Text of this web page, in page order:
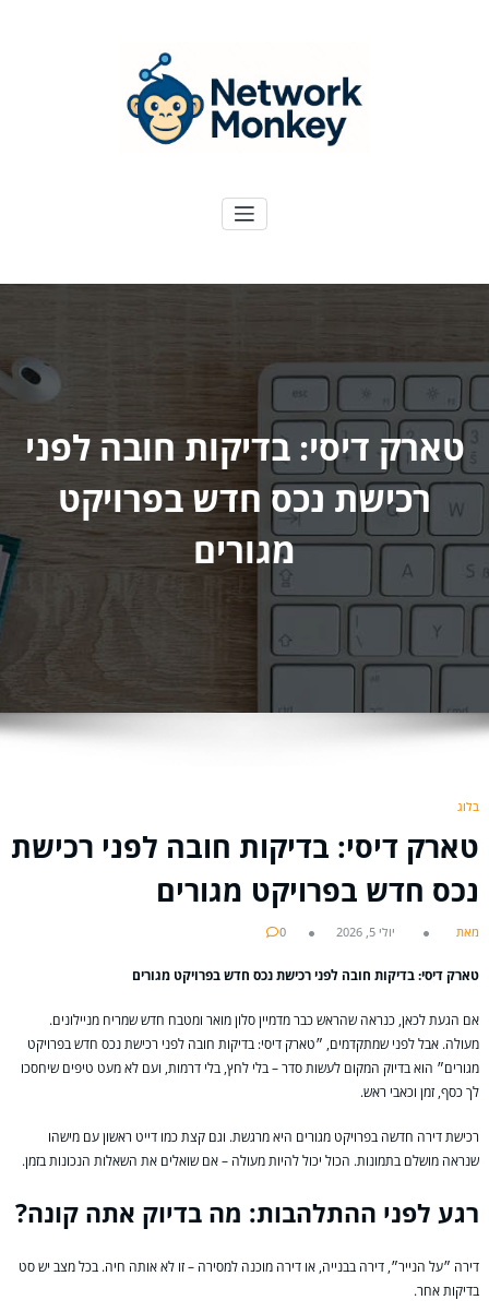
טארק דיסי: בדיקות חובה לפני
רכישת נכס חדש בפרויקט
מגורים
בלוג
טארק דיסי: בדיקות חובה לפני רכישת
נכס חדש בפרויקט מגורים
מאת יולי 5, 2026 0
טארק דיסי: בדיקות חובה לפני רכישת נכס חדש בפרויקט מגורים
אם הגעת לכאן, כנראה שהראש כבר מדמיין סלון מואר ומטבח חדש שמריח מניילונים.
מעולה. אבל לפני שמתקדמים, ״טארק דיסי: בדיקות חובה לפני רכישת נכס חדש בפרויקט
מגורים״ הוא בדיוק המקום לעשות סדר – בלי לחץ, בלי דרמות, ועם לא מעט טיפים שיחסכו
לך כסף, זמן וכאבי ראש.
רכישת דירה חדשה בפרויקט מגורים היא מרגשת. וגם קצת כמו דייט ראשון עם מישהו
שנראה מושלם בתמונות. הכול יכול להיות מעולה – אם שואלים את השאלות הנכונות בזמן.
רגע לפני ההתלהבות: מה בדיוק אתה קונה?
דירה ״על הנייר״, דירה בבנייה, או דירה מוכנה למסירה – זו לא אותה חיה. בכל מצב יש סט
בדיקות אחר.